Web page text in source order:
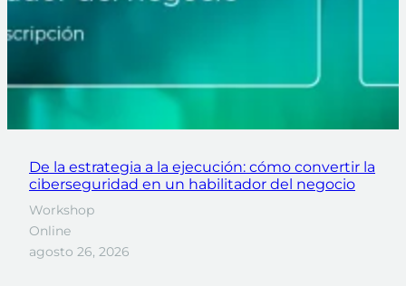
De la estrategia a la ejecución: cómo convertir la
ciberseguridad en un habilitador del negocio
Workshop
Online
agosto 26, 2026